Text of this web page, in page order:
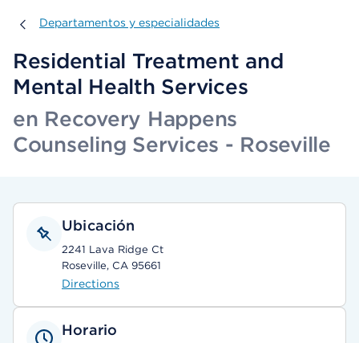
Departamentos y especialidades
Departamentos y especialidades
Residential Treatment and
Mental Health Services
en Recovery Happens
Counseling Services - Roseville
Ubicación
2241 Lava Ridge Ct
Roseville, CA 95661
Directions
Horario